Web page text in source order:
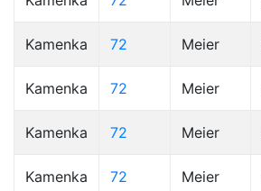
Kamenka 72 Meier
Kamenka 72 Meier
Kamenka 72 Meier
Kamenka 72 Meier